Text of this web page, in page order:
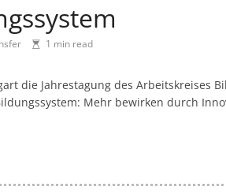
1 min read
die Jahrestagung des Arbeitskreises
Mehr bewirken durch